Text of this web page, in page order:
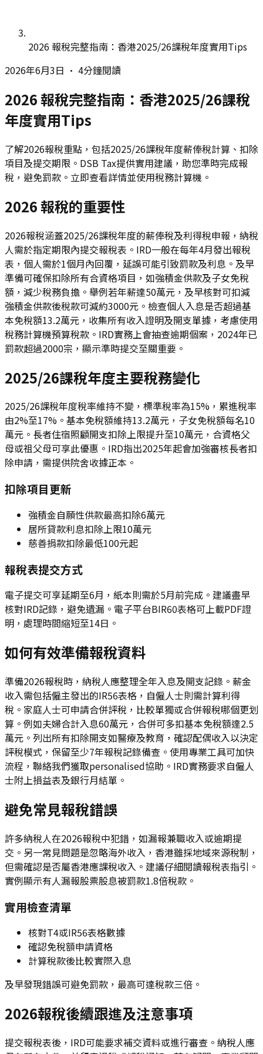
2026 報稅完整指南：香港2025/26課稅年度實用Tips
2026年6月3日 • 4分鐘閱讀
2026 報稅完整指南：香港2025/26課稅
年度實用Tips
了解2026報稅重點，包括2025/26課稅年度薪俸稅計算、扣除
項目及提交期限。DSB Tax提供實用建議，助您準時完成報
稅，避免罰款。立即查看詳情並使用稅務計算機。
2026 報稅的重要性
2026報稅涵蓋2025/26課稅年度的薪俸稅及利得稅申報，納稅
人需於指定期限內提交報稅表。IRD一般在每年4月發出報稅
表，個人需於1個月內回覆，延誤可能引致罰款及利息。及早
準備可確保扣除所有合資格項目，如強積金供款及子女免稅
額，減少稅務負擔。舉例若年薪達50萬元，及早核對可扣減
強積金供款後稅款可減約3000元。檢查個人入息是否超過基
本免稅額13.2萬元，收集所有收入證明及開支單據，考慮使用
稅務計算機預算稅款。IRD實務上會抽查逾期個案，2024年已
罰款超過2000宗，顯示準時提交至關重要。
2025/26課稅年度主要稅務變化
2025/26課稅年度稅率維持不變，標準稅率為15%，累進稅率
由2%至17%。基本免稅額維持13.2萬元，子女免稅額每名10
萬元。長者住宿照顧開支扣除上限提升至10萬元，合資格父
母或祖父母可享此優惠。IRD指出2025年起會加強審核長者扣
除申請，需提供院舍收據正本。
扣除項目更新
強積金自願性供款最高扣除6萬元
居所貸款利息扣除上限10萬元
慈善捐款扣除最低100元起
報稅表提交方式
電子提交可享延期至6月，紙本則需於5月前完成。建議盡早
核對IRD記錄，避免遺漏。電子平台BIR60表格可上載PDF證
明，處理時間縮短至14日。
如何有效準備報稅資料
準備2026報稅時，納稅人應整理全年入息及開支記錄。薪金
收入需包括僱主發出的IR56表格，自僱人士則需計算利得
稅。家庭人士可申請合併評稅，比較單獨或合併報稅哪個更划
算。例如夫婦合計入息60萬元，合併可多扣基本免稅額達2.5
萬元。列出所有扣除開支如醫療及教育，確認配偶收入以決定
評稅模式，保留至少7年報稅記錄備查。使用專業工具可加快
流程，聯絡我們獲取personalised協助。IRD實務要求自僱人
士附上損益表及銀行月結單。
避免常見報稅錯誤
許多納稅人在2026報稅中犯錯，如漏報兼職收入或逾期提
交。另一常見問題是忽略海外收入，香港雖採地域來源稅制，
但需確認是否屬香港應課稅收入。建議仔細閱讀報稅表指引。
實例顯示有人漏報股票股息被罰款1.8倍稅款。
實用檢查清單
核對T4或IR56表格數據
確認免稅額申請資格
計算稅款後比較實際入息
及早發現錯誤可避免罰款，最高可達稅款三倍。
2026報稅後續跟進及注意事項
提交報稅表後，IRD可能要求補交資料或進行審查。納稅人應